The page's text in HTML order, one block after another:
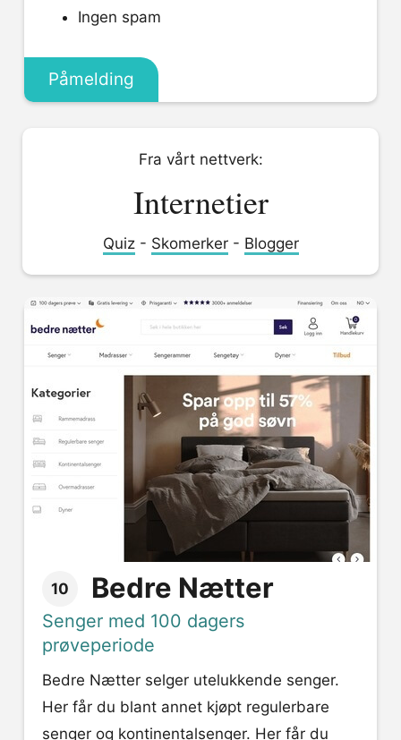
Ingen spam
Påmelding
Fra vårt nettverk:
Internetier
Quiz- Skomerker- Blogger
10 Bedre Nætter
Senger med 100 dagers
prøveperiode
Bedre Nætter selger utelukkende senger.
Her får du blant annet kjøpt regulerbare
senger og kontinentalsenger. Her får du